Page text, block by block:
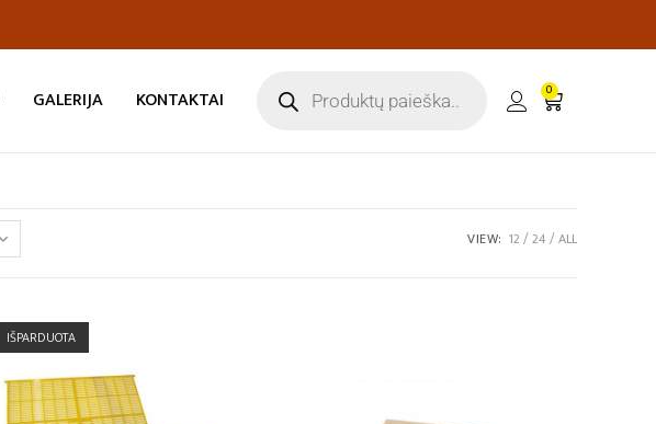
GALERIJA KONTAKTAI 0
VIEW: 12 24 ALL
IŠPARDUOTA